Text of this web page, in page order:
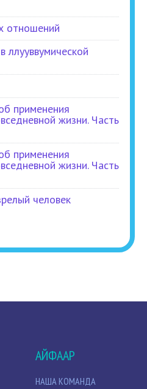
отношений
применения
жизни. Часть
применения
жизни. Часть
человек
АЙФААР
НАША КОМАНДА